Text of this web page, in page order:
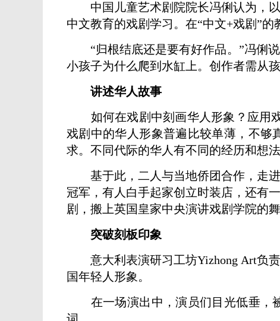
中国儿童艺术剧院院长冯俐认为，以
中文教育的戏剧学习。在“中文+戏剧”
“归根结底还是要有好作品。”冯俐说
小孩子为什么爬到水缸上。创作者需从
讲述华人故事
如何在戏剧中刻画华人形象？应用戏
戏剧中的华人形象普遍比较单薄，不够
求。不同代际的华人有不同的经历和想
基于此，二人与当地侨团合作，走进
冠军，有人白手起家创立时装店，还有
剧，搬上英国皇家中央演讲戏剧学院的舞
突破刻板印象
意大利表演研习工坊Yizhong Art负责
国年轻人形象。
在一场演出中，演员们目光低垂，被